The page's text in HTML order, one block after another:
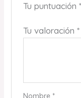
Tu puntuación *
Tu valoración *
Nombre *